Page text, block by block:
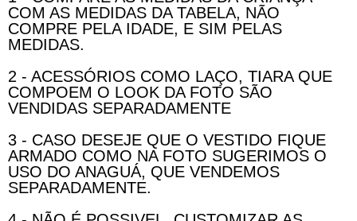
COM AS MEDIDAS DA TABELA, NÃO
COMPRE PELA IDADE, E SIM PELAS
MEDIDAS.
2 - ACESSÓRIOS COMO LAÇO, TIARA QUE
COMPOEM O LOOK DA FOTO SÃO
VENDIDAS SEPARADAMENTE
3 - CASO DESEJE QUE O VESTIDO FIQUE
ARMADO COMO NA FOTO SUGERIMOS O
USO DO ANAGUÁ, QUE VENDEMOS
SEPARADAMENTE.